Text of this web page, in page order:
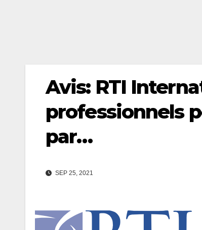
Avis: RTI
professionnels
par…
SEP 25, 2021